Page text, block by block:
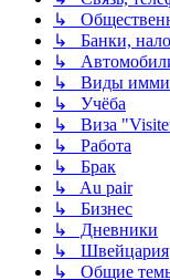
↳
↳ Банки,
↳
↳ Виды
↳ Учёба
↳ Виза
↳ Работа
↳ Брак
↳ Au pair
↳ Бизнес
↳ Дневники
↳ Швейцария
↳ Общие